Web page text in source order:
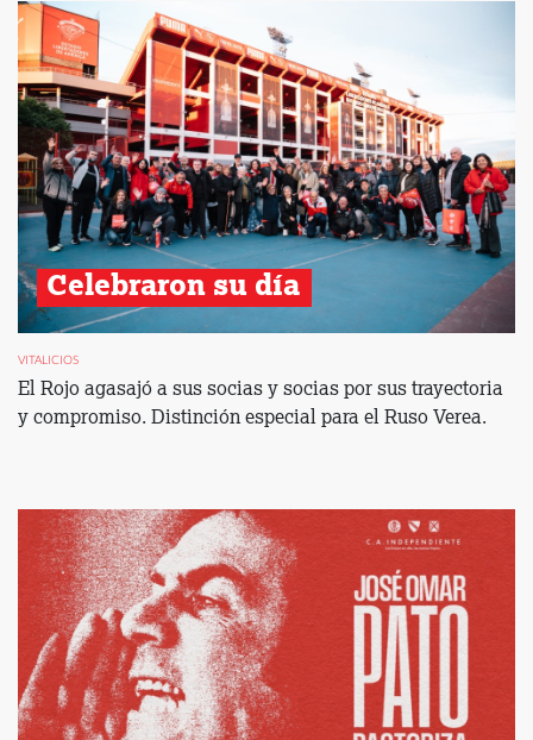
Celebraron su día
VITALICIOS
El Rojo agasajó a sus socias y socias por sus trayectoria
y compromiso. Distinción especial para el Ruso Verea.